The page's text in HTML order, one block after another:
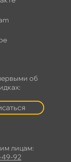
о
лицам:
49-92